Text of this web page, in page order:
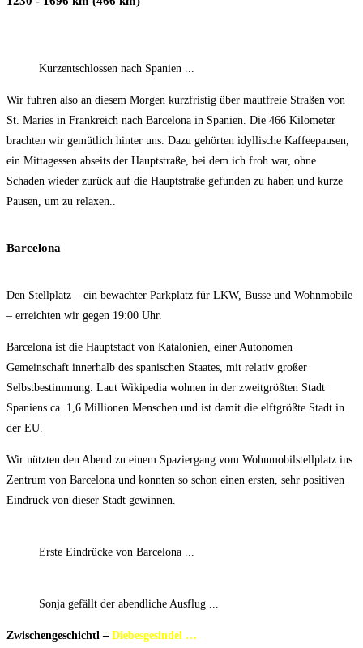
Kurzentschlossen nach Spanien ...
Wir fuhren also an diesem Morgen kurzfristig über mautfreie Straßen von
St. Maries in Frankreich nach Barcelona in Spanien. Die 466 Kilometer
brachten wir gemütlich hinter uns. Dazu gehörten idyllische Kaffeepausen,
ein Mittagessen abseits der Hauptstraße, bei dem ich froh war, ohne
Schaden wieder zurück auf die Hauptstraße gefunden zu haben und kurze
Pausen, um zu relaxen..
Barcelona
Den Stellplatz – ein bewachter Parkplatz für LKW, Busse und Wohnmobile
– erreichten wir gegen 19:00 Uhr.
Barcelona ist die Hauptstadt von Katalonien, einer Autonomen
Gemeinschaft innerhalb des spanischen Staates, mit relativ großer
Selbstbestimmung. Laut Wikipedia wohnen in der zweitgrößten Stadt
Spaniens ca. 1,6 Millionen Menschen und ist damit die elftgrößte Stadt in
der EU.
Wir nützten den Abend zu einem Spaziergang vom Wohnmobilstellplatz ins
Zentrum von Barcelona und konnten so schon einen ersten, sehr positiven
Eindruck von dieser Stadt gewinnen.
Erste Eindrücke von Barcelona ...
Sonja gefällt der abendliche Ausflug ...
Zwischengeschichtl – Diebesgesindel …